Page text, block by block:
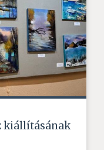
kiállításának